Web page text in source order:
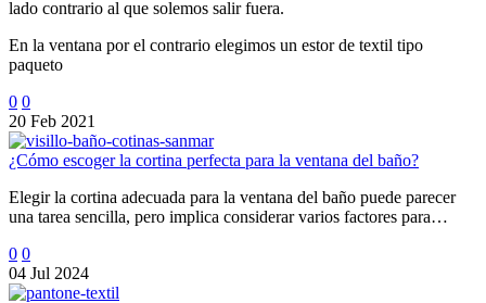
lado contrario al que solemos salir fuera.
En la ventana por el contrario elegimos un estor de textil tipo
paqueto
0 0
20 Feb 2021
¿Cómo escoger la cortina perfecta para la ventana del baño?
Elegir la cortina adecuada para la ventana del baño puede parecer
una tarea sencilla, pero implica considerar varios factores para…
0 0
04 Jul 2024